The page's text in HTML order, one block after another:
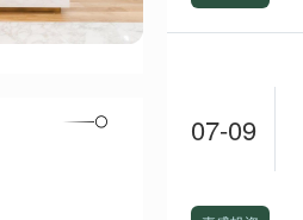
07-09
先旧后新